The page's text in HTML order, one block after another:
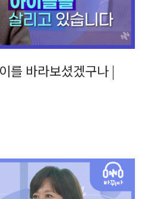
를 바라보셨겠구나 |